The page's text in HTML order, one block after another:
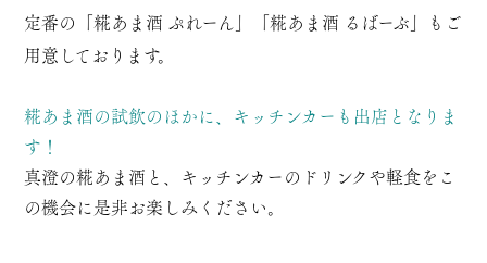
定番の「 糀あま酒 ぷれーん 糀あま酒 るばーぶ 」もご
用意しております。
糀あま酒の試飲のほかに、キッチンカーも出店となりま
す！
真澄の糀あま酒と、キッチンカーのドリンクや軽食をこ
の機会に是非お楽しみください。